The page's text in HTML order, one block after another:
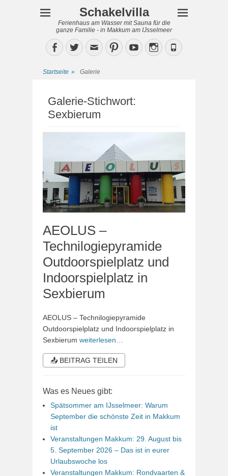
Schakelvilla
Ferienhaus am Wasser mit Sauna für die
ganze Familie - in Makkum am IJsselmeer
Facebook
TwitterEmailPinterestYouTubeInstagram
Phone
Startseite » Galerie
Galerie-Stichwort:
Sexbierum
AEOLUS –
Technilogiepyramide
Outdoorspielplatz und
Indoorspielplatz in
Sexbierum
AEOLUS – Technilogiepyramide
Outdoorspielplatz und Indoorspielplatz in
Sexbierum weiterlesen…
📤 BEITRAG TEILEN
Was es Neues gibt:
Spätsommer am IJsselmeer: Warum
September die schönste Zeit in Makkum
ist
Veranstaltungen Makkum: 29. August bis
5. September 2026 – Das ist in eurer
Urlaubswoche los
Veranstaltungen Makkum: Rondvaarten &